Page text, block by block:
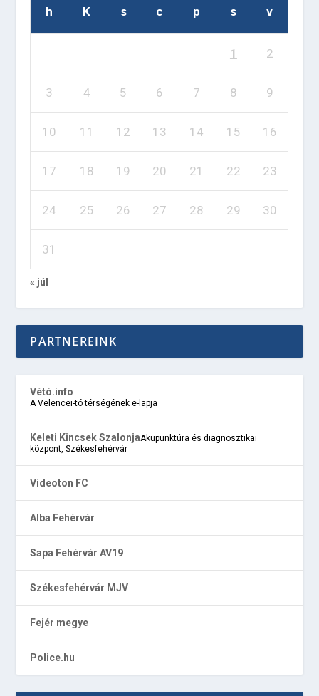
h K s c p s v
1 2
3 4 5 6 7 8 9
10 11 12 13 14 15 16
17 18 19 20 21 22 23
24 25 26 27 28 29 30
31
« júl
PARTNEREINK
Vétó.info
A Velencei-tó térségének e-lapja
Keleti Kincsek SzalonjaAkupunktúra és diagnosztikai
központ, Székesfehérvár
Videoton FC
Alba Fehérvár
Sapa Fehérvár AV19
Székesfehérvár MJV
Fejér megye
Police.hu